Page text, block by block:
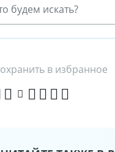
в избранное